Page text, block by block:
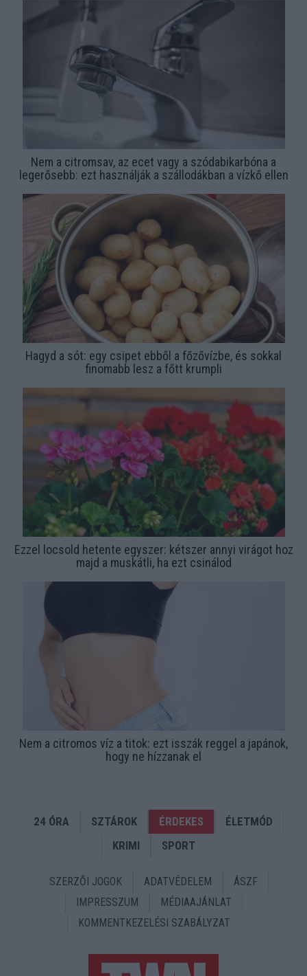
Nem a citromsav, az ecet vagy a szódabikarbóna a
legerősebb: ezt használják a szállodákban a vízkő ellen
Hagyd a sót: egy csipet ebből a főzővízbe, és sokkal
finomabb lesz a főtt krumpli
Ezzel locsold hetente egyszer: kétszer annyi virágot hoz
majd a muskátli, ha ezt csinálod
Nem a citromos víz a titok: ezt isszák reggel a japánok,
hogy ne hízzanak el
24 ÓRA SZTÁROK ÉRDEKES
ÉLETMÓD
KRIMI
SPORT
SZERZŐI JOGOK ADATVÉDELEM
ÁSZF
IMPRESSZUM
MÉDIAAJÁNLAT
KOMMENTKEZELÉSI SZABÁLYZAT